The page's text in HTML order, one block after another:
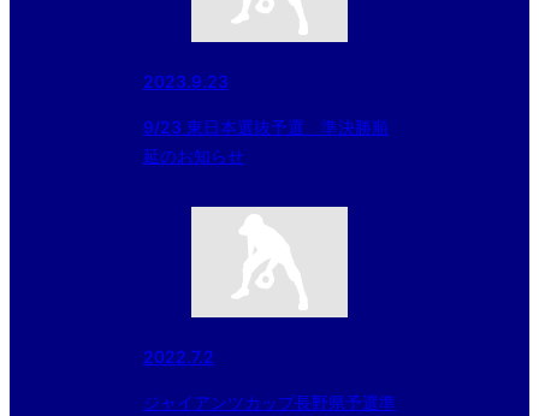
2023.9.23
9/23 東日本選抜予選 準決勝順
延のお知らせ
2022.7.2
ジャイアンツカップ長野県予選準